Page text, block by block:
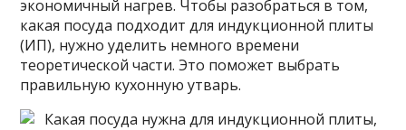
экономичный нагрев. Чтобы разобраться в том,
какая посуда подходит для индукционной плиты
(ИП), нужно уделить немного времени
теоретической части. Это поможет выбрать
правильную кухонную утварь.